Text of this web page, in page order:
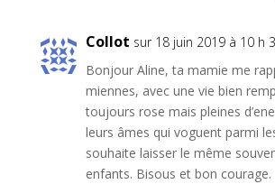
Collot sur 18 juin 2019 à 10 h
Bonjour Aline, ta mamie me
miennes, avec une vie bien
toujours rose mais pleines
leurs âmes qui voguent parmi
souhaite laisser le même
enfants. Bisous et bon courage.